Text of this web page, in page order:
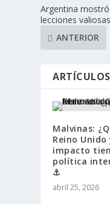
Argentina
lecciones
ANTERIOR
Malvinas:
Reino Unido
impacto
política
⚓
abril 25, 2026